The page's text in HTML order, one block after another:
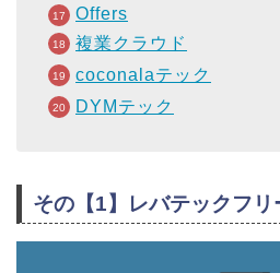
Offers
複業クラウド
coconalaテック
DYMテック
その【1】レバテックフリ